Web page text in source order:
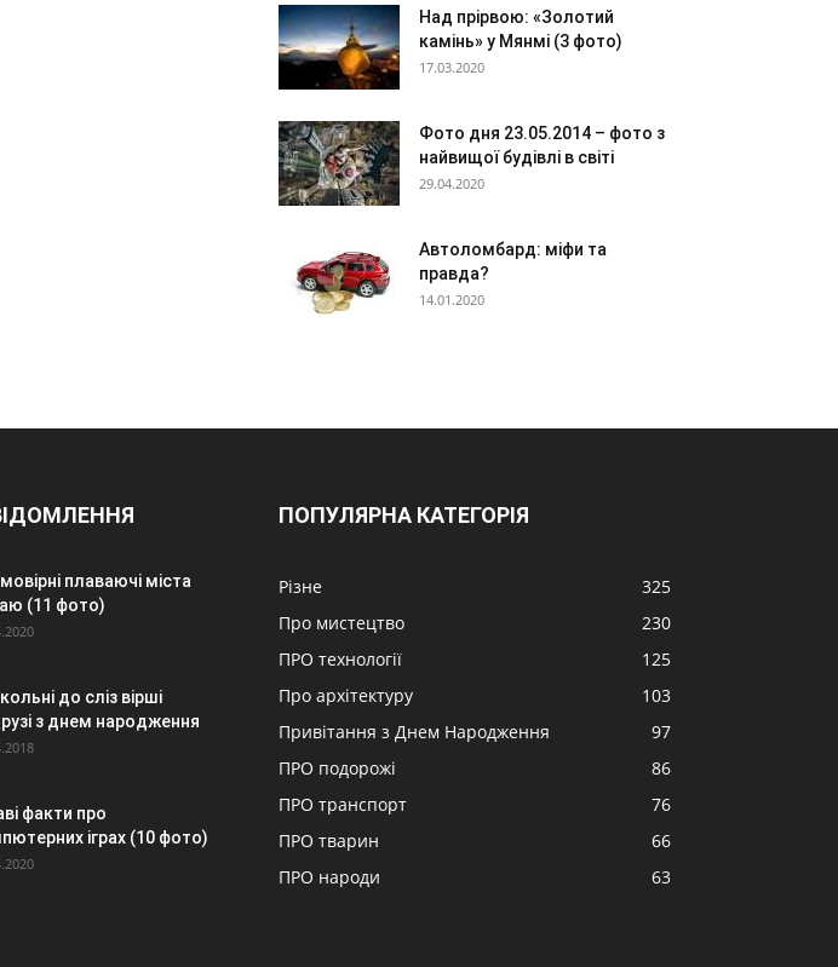
Над прірвою: «Золотий
камінь» у Мянмі (3 фото)
17.03.2020
Фото дня 23.05.2014 – фото з
найвищої будівлі в світі
29.04.2020
Автоломбард: міфи та
правда?
14.01.2020
плаваючі міста
(11 фото)
до сліз вірші
з днем народження
факти про
іграх (10 фото)
ПОПУЛЯРНА КАТЕГОРІЯ
Різне
325
Про мистецтво
230
ПРО технології
125
Про архітектуру
103
Привітання з Днем Народження
97
ПРО подорожі
86
ПРО транспорт
76
ПРО тварин
66
ПРО народи
63